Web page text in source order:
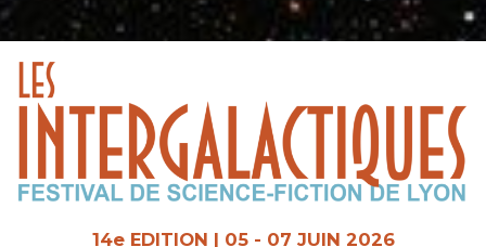
Aller
au
14e EDITION | 05 - 07 JUIN 2026